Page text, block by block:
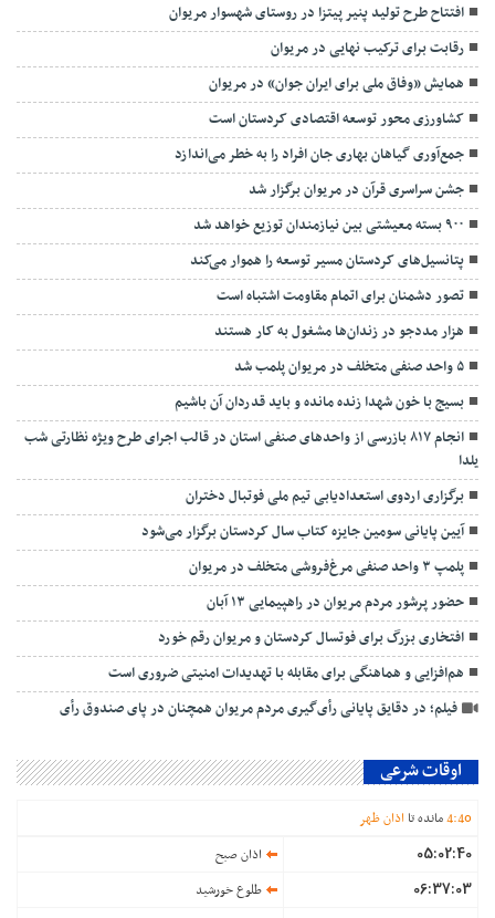
افتتاح طرح تولید پنیر پیتزا در روستای شهسوار مریوان
رقابت برای ترکیب نهایی در مریوان
همایش «وفاق ملی برای ایران جوان» در مریوان
کشاورزی محور توسعه اقتصادی کردستان است
جمع‌آوری گیاهان بهاری جان افراد را به خطر می‌اندازد
جشن سراسری قرآن در مریوان برگزار شد
۹۰۰ بسته معیشتی بین نیازمندان توزیع خواهد شد
پتانسیل‌های کردستان مسیر توسعه را هموار می‌کند
تصور دشمنان برای اتمام مقاومت اشتباه است
هزار مددجو در زندان‌ها مشغول به کار هستند
۵ واحد صنفی متخلف در مریوان پلمب شد
بسیج با خون شهدا زنده مانده و باید قدردان آن باشیم
انجام ۸۱۷ بازرسی از واحدهای صنفی استان در قالب اجرای طرح ویژه نظارتی شب
یلدا
برگزاری اردوی استعدادیابی تیم ملی فوتبال دختران
آیین پایانی سومین جایزه کتاب سال کردستان برگزار می‌شود
پلمپ ۳ واحد صنفی مرغ‌فروشی متخلف در مریوان
حضور پرشور مردم مریوان در راهپیمایی ۱۳ آبان
افتخاری بزرگ برای فوتسال کردستان و مریوان رقم خورد
هم‌افزایی و هماهنگی برای مقابله با تهدیدات امنیتی ضروری است
فیلم؛ در دقایق پایانی رأی‌گیری مردم مریوان همچنان در پای صندوق رأی
اوقات شرعی
4:40 مانده تا اذان ظهر
05:02:40 اذان صبح
06:37:03 طلوع خورشید